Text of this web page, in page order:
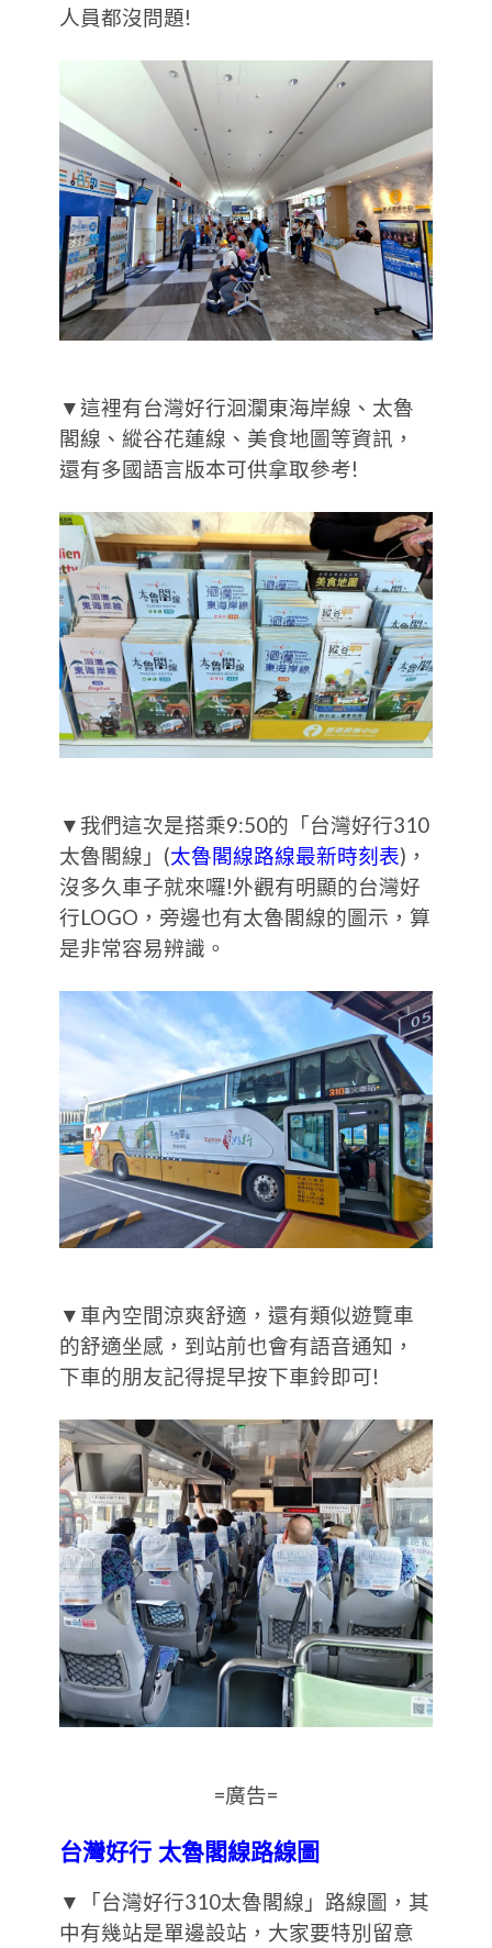
人員都沒問題!
▼這裡有台灣好行洄瀾東海岸線、太魯
閣線、縱谷花蓮線、美食地圖等資訊，
還有多國語言版本可供拿取參考!
▼我們這次是搭乘9:50的「台灣好行310
太魯閣線」(太魯閣線路線最新時刻表)，
沒多久車子就來囉!外觀有明顯的台灣好
行LOGO，旁邊也有太魯閣線的圖示，算
是非常容易辨識。
▼車內空間涼爽舒適，還有類似遊覽車
的舒適坐感，到站前也會有語音通知，
下車的朋友記得提早按下車鈴即可!
=廣告=
台灣好行 太魯閣線路線圖
▼「台灣好行310太魯閣線」路線圖，其
中有幾站是單邊設站，大家要特別留意